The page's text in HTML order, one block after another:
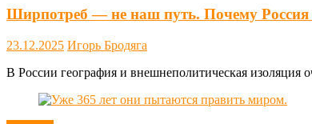
Ширпотреб — не наш путь. Почему Россия
23.12.2025 Игорь Бродяга
В России география и внешнеполитическая изоляция